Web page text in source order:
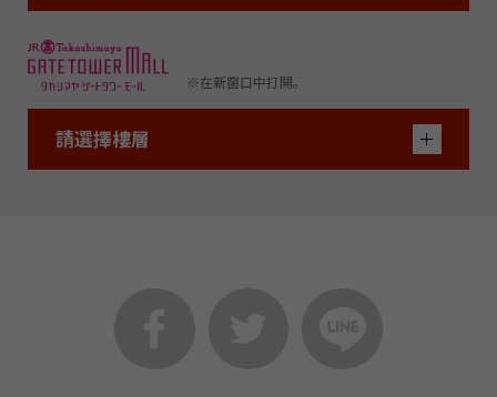
※在新窗口中打開。
請選擇樓層